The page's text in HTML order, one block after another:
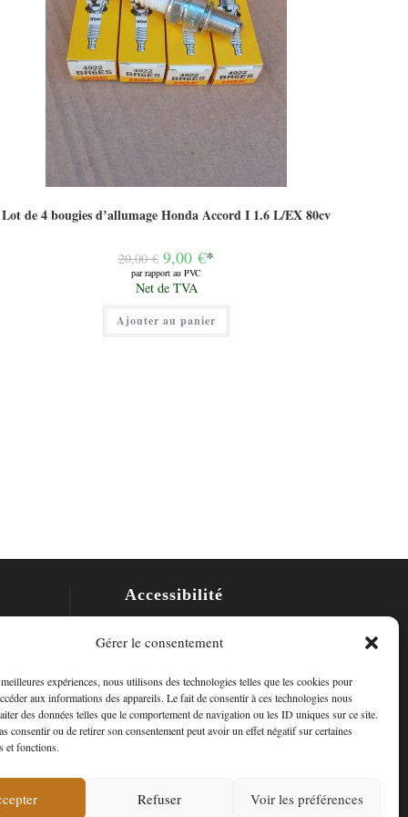
Gérer le consentement
expériences, nous utilisons des technologies telles que les cookies pour
aux informations des appareils. Le fait de consentir à ces technologies nous
des données telles que le comportement de navigation ou les ID uniques sur ce site.
consentir ou de retirer son consentement peut avoir un effet négatif sur certaines
et fonctions.
Refuser Voir les préférences
Lot de 4 bougies d’allumage Honda Accord I 1.6 L/EX 80cv
20,00€ Le
prix
initial
était :
20,00 €.
9,00€*
par rapport au PVC
Le
prix
actuel
est :
9,00 €.
Net de TVA
Ajouter au panier
Accessibilité